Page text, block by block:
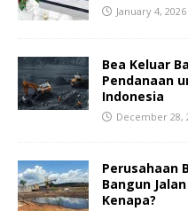
January 4, 2026
Bea Keluar
Pendanaan
Indonesia
December 28,
Perusahaan
Bangun
Kenapa?